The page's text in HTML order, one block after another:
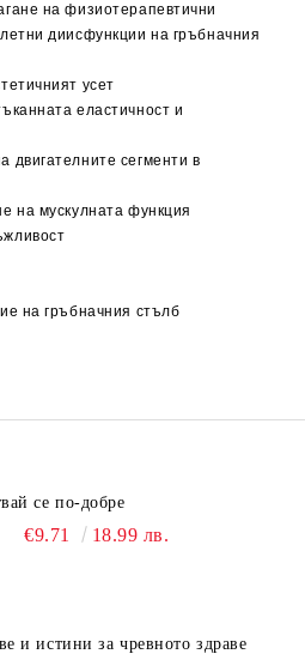
на физиотерапевтични
диисфункции на гръбначния
усет
еластичност и
двигателните сегменти в
на мускулната функция
на гръбначния стълб
се по-добре
€9.71 18.99 лв.
и истини за чревното здраве